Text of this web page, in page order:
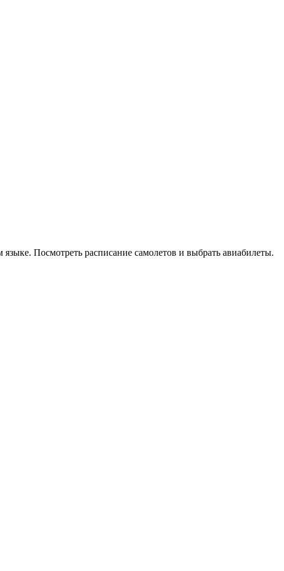
Посмотреть расписание самолетов и выбрать авиабилеты.